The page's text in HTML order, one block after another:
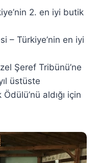
2. en iyi butik
– Türkiye’nin en iyi
Şeref Tribünü’ne
üstüste
aldığı için